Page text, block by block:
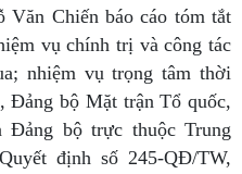
Chiến báo cáo tóm tắt
vụ chính trị và công tác
nhiệm vụ trọng tâm thời
Đảng bộ Mặt trận Tổ quốc,
Đảng bộ trực thuộc Trung
định số 245-QĐ/TW,